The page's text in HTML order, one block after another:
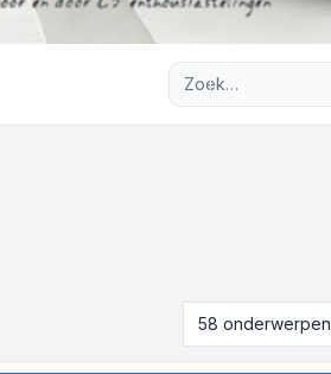
58 onderwerpen